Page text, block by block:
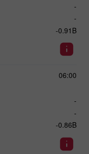
-
-
-0.91B
06:00
-
-
-0.86B